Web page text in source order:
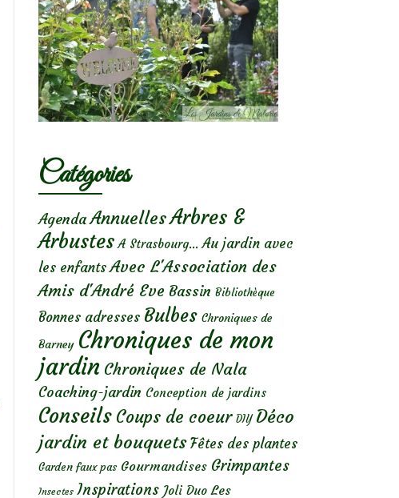
Catégories
Agenda AnnuellesArbres &
Arbustes A Strasbourg... Au jardin avec
les enfants Avec L'Association des
Amis d'André Eve Bassin Bibliothèque
Bonnes adresses Bulbes Chroniques de
Barney Chroniques de mon
jardin Chroniques de Nala
Coaching-jardin Conception de jardins
Conseils Coups de coeur DIY Déco
jardin et bouquets Fêtes des plantes
Garden faux pas Gourmandises Grimpantes
Insectes Inspirations Joli Duo Les